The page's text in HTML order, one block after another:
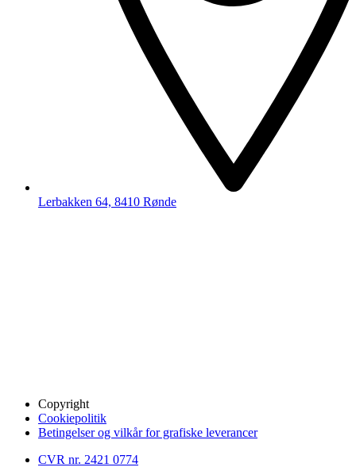
Lerbakken 64, 8410 Rønde
Copyright
Cookiepolitik
Betingelser og vilkår for grafiske leverancer
CVR nr. 2421 0774